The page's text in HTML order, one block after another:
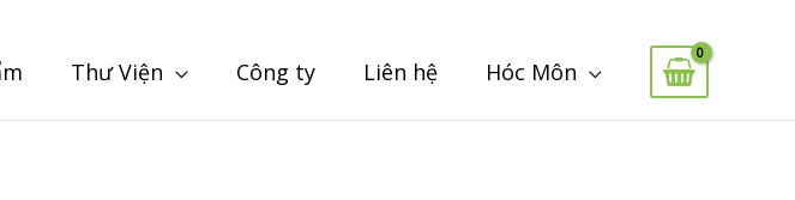
Thư Viện Công ty Liên hệ Hóc Môn